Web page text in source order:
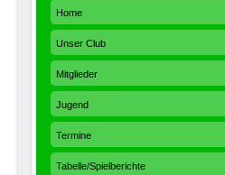
Home
Unser Club
Mitglieder
Jugend
Termine
Tabelle/Spielberichte